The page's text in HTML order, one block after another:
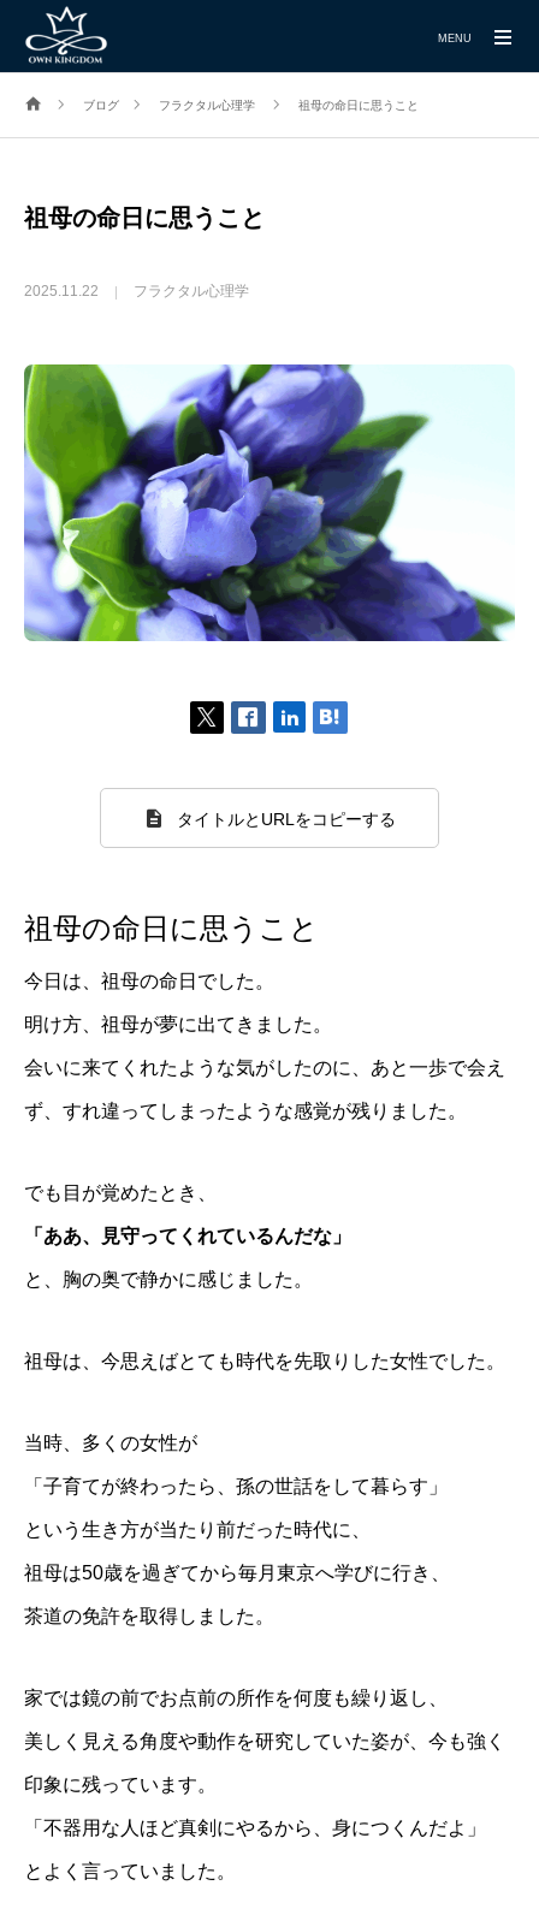
ブログ フラクタル心理学 祖母の命日に思うこと
祖母の命日に思うこと
2025.11.22 フラクタル心理学
タイトルとURLをコピーする
祖母の命日に思うこと
今日は、祖母の命日でした。
明け方、祖母が夢に出てきました。
会いに来てくれたような気がしたのに、あと一歩で会え
ず、すれ違ってしまったような感覚が残りました。
でも目が覚めたとき、
「ああ、見守ってくれているんだな」
と、胸の奥で静かに感じました。
祖母は、今思えばとても時代を先取りした女性でした。
当時、多くの女性が
「子育てが終わったら、孫の世話をして暮らす」
という生き方が当たり前だった時代に、
祖母は50歳を過ぎてから毎月東京へ学びに行き、
茶道の免許を取得しました。
家では鏡の前でお点前の所作を何度も繰り返し、
美しく見える角度や動作を研究していた姿が、今も強く
印象に残っています。
「不器用な人ほど真剣にやるから、身につくんだよ」
とよく言っていました。
MENU